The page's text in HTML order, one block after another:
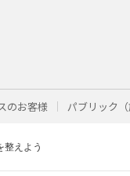
のお客様 パブリック
整えよう